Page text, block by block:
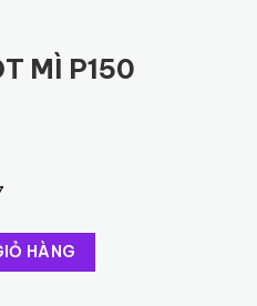
MÌ P150
số lượng
HÀNG